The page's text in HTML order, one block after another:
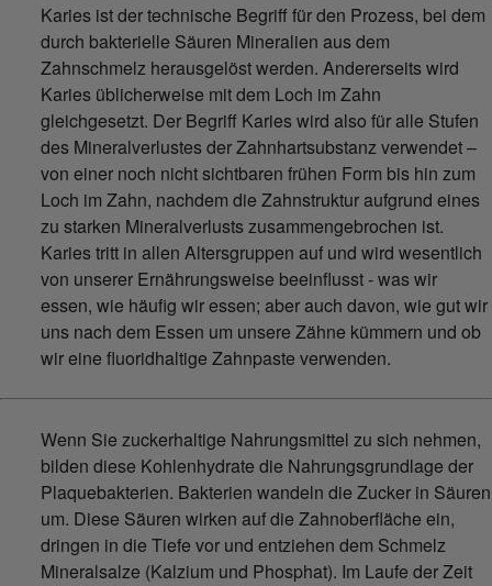
Karies ist der technische Begriff für den Prozess, bei dem
durch bakterielle Säuren Mineralien aus dem
Zahnschmelz herausgelöst werden. Andererseits wird
Karies üblicherweise mit dem Loch im Zahn
gleichgesetzt. Der Begriff Karies wird also für alle Stufen
des Mineralverlustes der Zahnhartsubstanz verwendet –
von einer noch nicht sichtbaren frühen Form bis hin zum
Loch im Zahn, nachdem die Zahnstruktur aufgrund eines
zu starken Mineralverlusts zusammengebrochen ist.
Karies tritt in allen Altersgruppen auf und wird wesentlich
von unserer Ernährungsweise beeinflusst - was wir
essen, wie häufig wir essen; aber auch davon, wie gut wir
uns nach dem Essen um unsere Zähne kümmern und ob
wir eine fluoridhaltige Zahnpaste verwenden.
Wenn Sie zuckerhaltige Nahrungsmittel zu sich nehmen,
bilden diese Kohlenhydrate die Nahrungsgrundlage der
Plaquebakterien. Bakterien wandeln die Zucker in Säuren
um. Diese Säuren wirken auf die Zahnoberfläche ein,
dringen in die Tiefe vor und entziehen dem Schmelz
Mineralsalze (Kalzium und Phosphat). Im Laufe der Zeit